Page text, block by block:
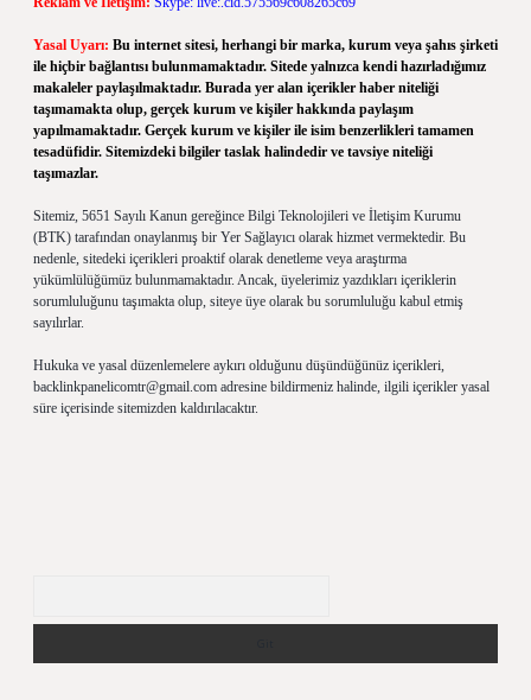
Yasal Uyarı: Bu internet sitesi, herhangi bir marka, kurum veya şahıs şirketi
ile hiçbir bağlantısı bulunmamaktadır. Sitede yalnızca kendi hazırladığımız
makaleler paylaşılmaktadır. Burada yer alan içerikler haber niteliği
taşımamakta olup, gerçek kurum ve kişiler hakkında paylaşım
yapılmamaktadır. Gerçek kurum ve kişiler ile isim benzerlikleri tamamen
tesadüfidir. Sitemizdeki bilgiler taslak halindedir ve tavsiye niteliği
taşımazlar.
Sitemiz, 5651 Sayılı Kanun gereğince Bilgi Teknolojileri ve İletişim Kurumu
(BTK) tarafından onaylanmış bir Yer Sağlayıcı olarak hizmet vermektedir. Bu
nedenle, sitedeki içerikleri proaktif olarak denetleme veya araştırma
yükümlülüğümüz bulunmamaktadır. Ancak, üyelerimiz yazdıkları içeriklerin
sorumluluğunu taşımakta olup, siteye üye olarak bu sorumluluğu kabul etmiş
sayılırlar.
Hukuka ve yasal düzenlemelere aykırı olduğunu düşündüğünüz içerikleri,
backlinkpanelicomtr@gmail.com adresine bildirmeniz halinde, ilgili içerikler yasal
süre içerisinde sitemizden kaldırılacaktır.